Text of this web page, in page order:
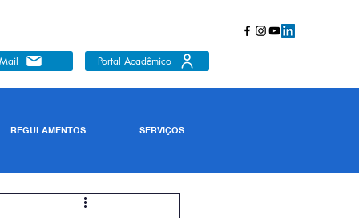
Portal Acadêmico
REGULAMENTOS SERVIÇOS